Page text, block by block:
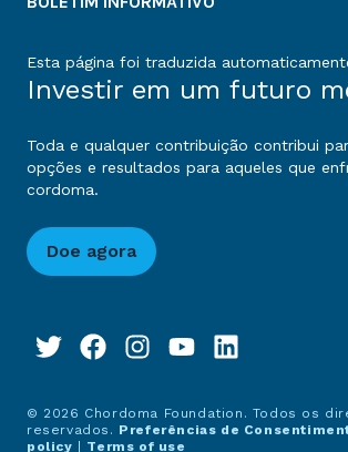
Esta página foi traduzida
Investir em um futuro
Toda e qualquer contribuição contribui
opções e resultados para aqueles que
cordoma.
Doe agora
© 2026 Chordoma Foundation. Todos os
reservados. Preferências de
policy | Terms of use